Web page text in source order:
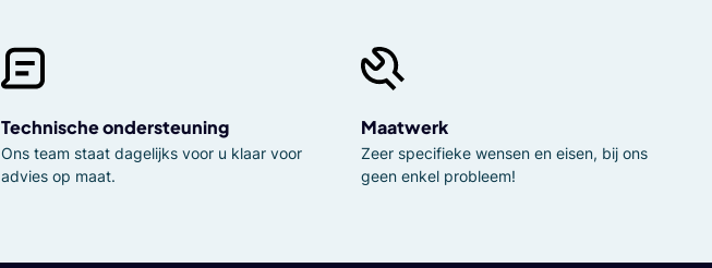
Technische ondersteuning
Ons team staat dagelijks voor u klaar voor
advies op maat.
Maatwerk
Zeer specifieke wensen en eisen, bij ons
geen enkel probleem!